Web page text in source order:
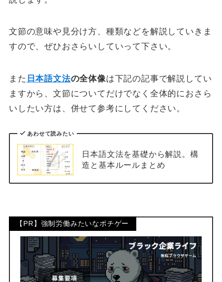
文節の意味や見分け方、種類などを解説していきま
すので、ぜひおさらいしていって下さい。
また 日本語文法の全体像は下記の記事で解説してい
ますから、文節についてだけでなく全体的におさら
いしたい方は、併せて参考にしてください。
あわせて読みたい
日本語文法を基礎から解説。構
造と基本ルールまとめ
【PR】強制労働みたいなポチゲー